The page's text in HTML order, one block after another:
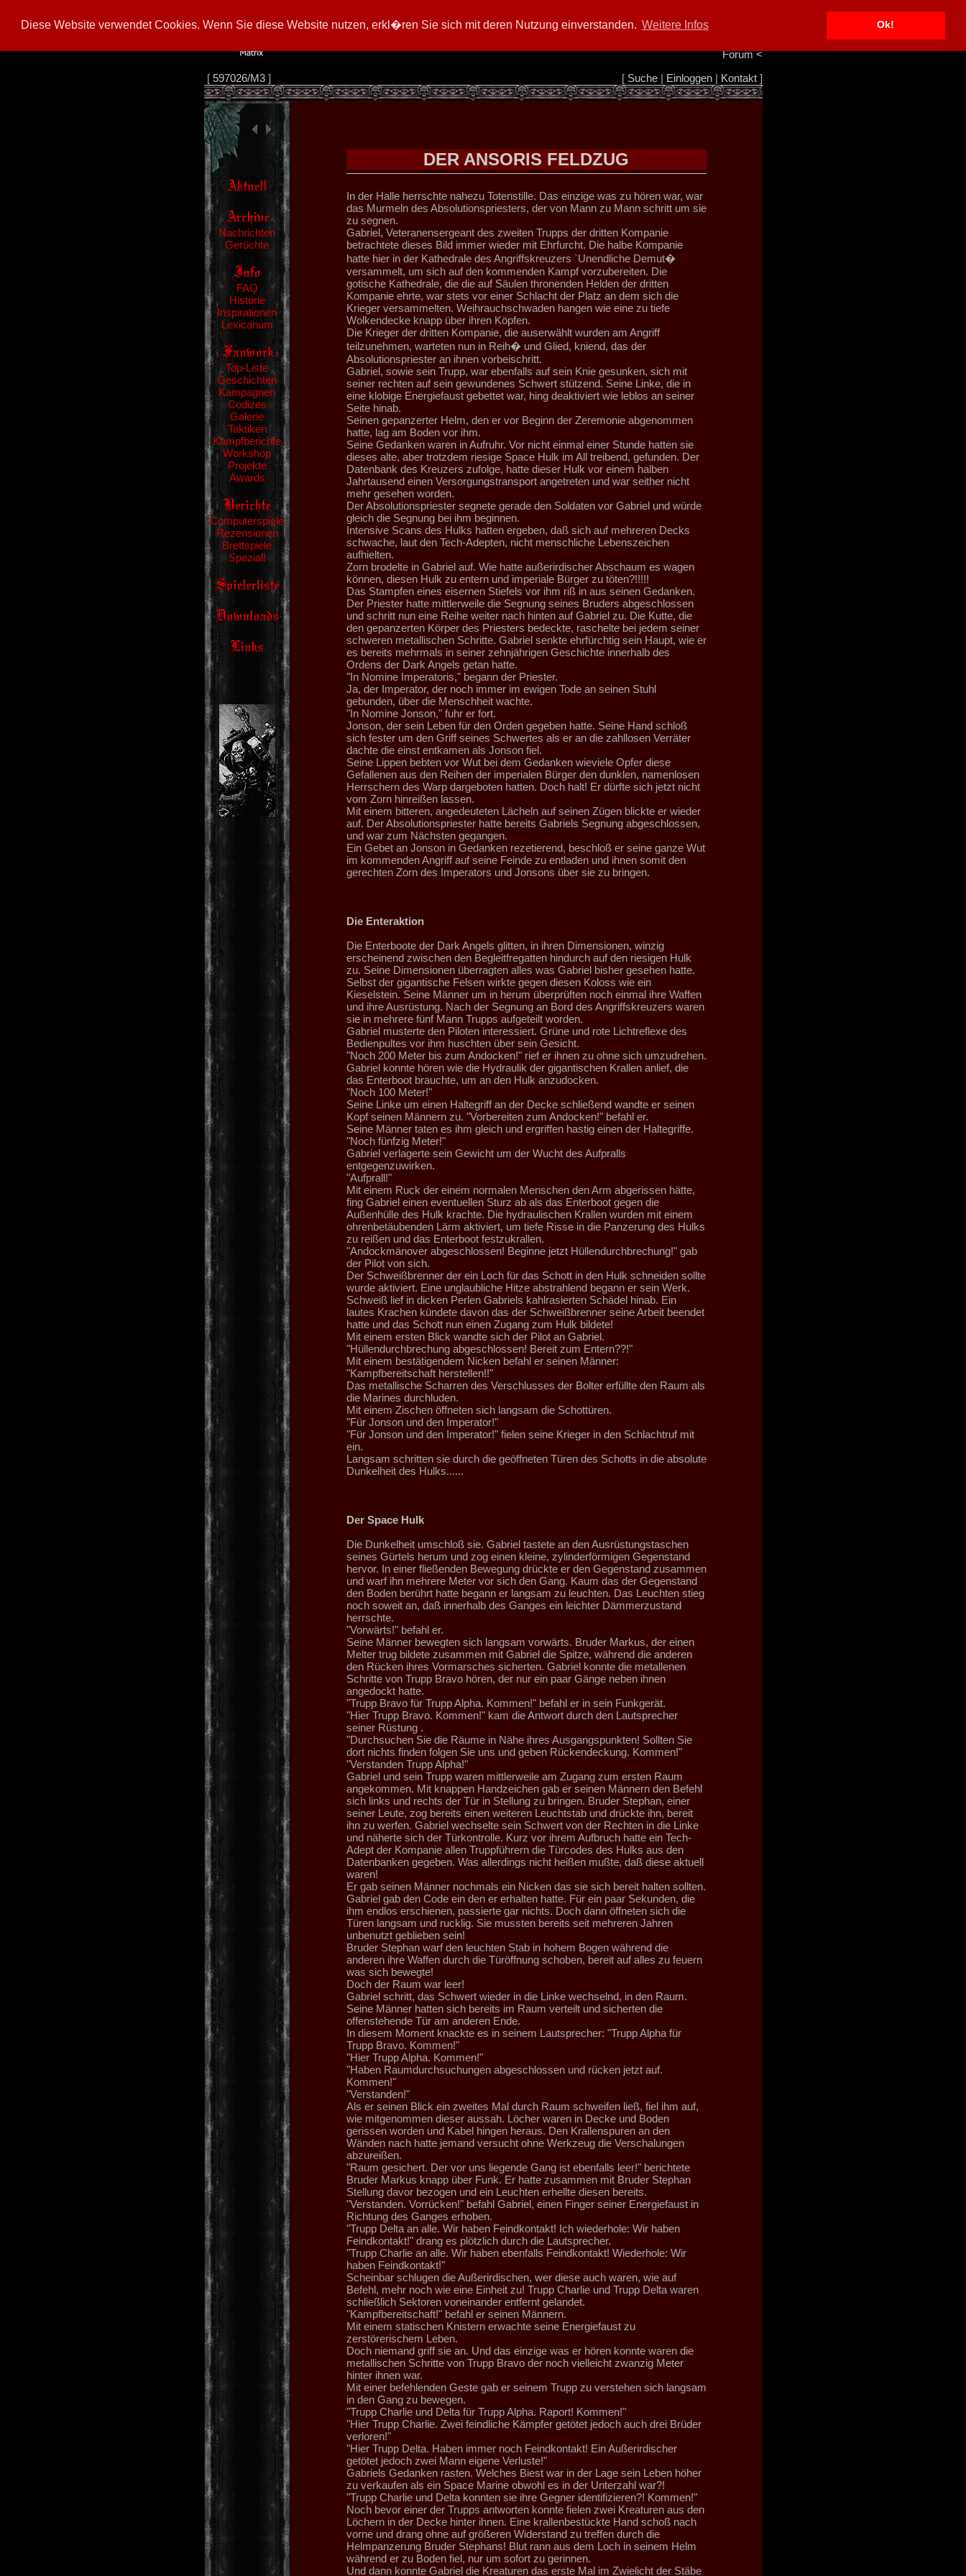
Diese Website verwendet Cookies. Wenn Sie diese Website nutzen, erkl�ren Sie sich mit deren Nutzung einverstanden. Weitere Infos Ok!
Info/Impressum
Forum<
[ 597026/M3] [ Suche| Einloggen| Kontakt]
Nachrichten
Gerüchte
FAQ
Historie
Inspirationen
Lexicanum
Top-Liste
Geschichten
Kampagnen
Codizes
Galerie
Taktiken
Kampfberichte
Workshop
Projekte
Awards
Computerspiele
Rezensionen
Brettspiele
Spezial!
DER ANSORIS FELDZUG
In der Halle herrschte nahezu Totenstille. Das einzige was zu hören war, war
das Murmeln des Absolutionspriesters, der von Mann zu Mann schritt um sie
zu segnen.
Gabriel, Veteranensergeant des zweiten Trupps der dritten Kompanie
betrachtete dieses Bild immer wieder mit Ehrfurcht. Die halbe Kompanie
hatte hier in der Kathedrale des Angriffskreuzers `Unendliche Demut�
versammelt, um sich auf den kommenden Kampf vorzubereiten. Die
gotische Kathedrale, die die auf Säulen thronenden Helden der dritten
Kompanie ehrte, war stets vor einer Schlacht der Platz an dem sich die
Krieger versammelten. Weihrauchschwaden hangen wie eine zu tiefe
Wolkendecke knapp über ihren Köpfen.
Die Krieger der dritten Kompanie, die auserwählt wurden am Angriff
teilzunehmen, warteten nun in Reih� und Glied, kniend, das der
Absolutionspriester an ihnen vorbeischritt.
Gabriel, sowie sein Trupp, war ebenfalls auf sein Knie gesunken, sich mit
seiner rechten auf sein gewundenes Schwert stützend. Seine Linke, die in
eine klobige Energiefaust gebettet war, hing deaktiviert wie leblos an seiner
Seite hinab.
Seinen gepanzerter Helm, den er vor Beginn der Zeremonie abgenommen
hatte, lag am Boden vor ihm.
Seine Gedanken waren in Aufruhr. Vor nicht einmal einer Stunde hatten sie
dieses alte, aber trotzdem riesige Space Hulk im All treibend, gefunden. Der
Datenbank des Kreuzers zufolge, hatte dieser Hulk vor einem halben
Jahrtausend einen Versorgungstransport angetreten und war seither nicht
mehr gesehen worden.
Der Absolutionspriester segnete gerade den Soldaten vor Gabriel und würde
gleich die Segnung bei ihm beginnen.
Intensive Scans des Hulks hatten ergeben, daß sich auf mehreren Decks
schwache, laut den Tech-Adepten, nicht menschliche Lebenszeichen
aufhielten.
Zorn brodelte in Gabriel auf. Wie hatte außerirdischer Abschaum es wagen
können, diesen Hulk zu entern und imperiale Bürger zu töten?!!!!!
Das Stampfen eines eisernen Stiefels vor ihm riß in aus seinen Gedanken.
Der Priester hatte mittlerweile die Segnung seines Bruders abgeschlossen
und schritt nun eine Reihe weiter nach hinten auf Gabriel zu. Die Kutte, die
den gepanzerten Körper des Priesters bedeckte, raschelte bei jedem seiner
schweren metallischen Schritte. Gabriel senkte ehrfürchtig sein Haupt, wie er
es bereits mehrmals in seiner zehnjährigen Geschichte innerhalb des
Ordens der Dark Angels getan hatte.
"In Nomine Imperatoris," begann der Priester.
Ja, der Imperator, der noch immer im ewigen Tode an seinen Stuhl
gebunden, über die Menschheit wachte.
"In Nomine Jonson," fuhr er fort.
Jonson, der sein Leben für den Orden gegeben hatte. Seine Hand schloß
sich fester um den Griff seines Schwertes als er an die zahllosen Verräter
dachte die einst entkamen als Jonson fiel.
Seine Lippen bebten vor Wut bei dem Gedanken wieviele Opfer diese
Gefallenen aus den Reihen der imperialen Bürger den dunklen, namenlosen
Herrschern des Warp dargeboten hatten. Doch halt! Er dürfte sich jetzt nicht
vom Zorn hinreißen lassen.
Mit einem bitteren, angedeuteten Lächeln auf seinen Zügen blickte er wieder
auf. Der Absolutionspriester hatte bereits Gabriels Segnung abgeschlossen,
und war zum Nächsten gegangen.
Ein Gebet an Jonson in Gedanken rezetierend, beschloß er seine ganze Wut
im kommenden Angriff auf seine Feinde zu entladen und ihnen somit den
gerechten Zorn des Imperators und Jonsons über sie zu bringen.
Die Enteraktion
Die Enterboote der Dark Angels glitten, in ihren Dimensionen, winzig
erscheinend zwischen den Begleitfregatten hindurch auf den riesigen Hulk
zu. Seine Dimensionen überragten alles was Gabriel bisher gesehen hatte.
Selbst der gigantische Felsen wirkte gegen diesen Koloss wie ein
Kieselstein. Seine Männer um in herum überprüften noch einmal ihre Waffen
und ihre Ausrüstung. Nach der Segnung an Bord des Angriffskreuzers waren
sie in mehrere fünf Mann Trupps aufgeteilt worden.
Gabriel musterte den Piloten interessiert. Grüne und rote Lichtreflexe des
Bedienpultes vor ihm huschten über sein Gesicht.
"Noch 200 Meter bis zum Andocken!" rief er ihnen zu ohne sich umzudrehen.
Gabriel konnte hören wie die Hydraulik der gigantischen Krallen anlief, die
das Enterboot brauchte, um an den Hulk anzudocken.
"Noch 100 Meter!"
Seine Linke um einen Haltegriff an der Decke schließend wandte er seinen
Kopf seinen Männern zu. "Vorbereiten zum Andocken!" befahl er.
Seine Männer taten es ihm gleich und ergriffen hastig einen der Haltegriffe.
"Noch fünfzig Meter!"
Gabriel verlagerte sein Gewicht um der Wucht des Aufpralls
entgegenzuwirken.
"Aufprall!"
Mit einem Ruck der einem normalen Menschen den Arm abgerissen hätte,
fing Gabriel einen eventuellen Sturz ab als das Enterboot gegen die
Außenhülle des Hulk krachte. Die hydraulischen Krallen wurden mit einem
ohrenbetäubenden Lärm aktiviert, um tiefe Risse in die Panzerung des Hulks
zu reißen und das Enterboot festzukrallen.
"Andockmänover abgeschlossen! Beginne jetzt Hüllendurchbrechung!" gab
der Pilot von sich.
Der Schweißbrenner der ein Loch für das Schott in den Hulk schneiden sollte
wurde aktiviert. Eine unglaubliche Hitze abstrahlend begann er sein Werk.
Schweiß lief in dicken Perlen Gabriels kahlrasierten Schädel hinab. Ein
lautes Krachen kündete davon das der Schweißbrenner seine Arbeit beendet
hatte und das Schott nun einen Zugang zum Hulk bildete!
Mit einem ersten Blick wandte sich der Pilot an Gabriel.
"Hüllendurchbrechung abgeschlossen! Bereit zum Entern??!"
Mit einem bestätigendem Nicken befahl er seinen Männer:
"Kampfbereitschaft herstellen!!"
Das metallische Scharren des Verschlusses der Bolter erfüllte den Raum als
die Marines durchluden.
Mit einem Zischen öffneten sich langsam die Schottüren.
"Für Jonson und den Imperator!"
"Für Jonson und den Imperator!" fielen seine Krieger in den Schlachtruf mit
ein.
Langsam schritten sie durch die geöffneten Türen des Schotts in die absolute
Dunkelheit des Hulks......
Der Space Hulk
Die Dunkelheit umschloß sie. Gabriel tastete an den Ausrüstungstaschen
seines Gürtels herum und zog einen kleine, zylinderförmigen Gegenstand
hervor. In einer fließenden Bewegung drückte er den Gegenstand zusammen
und warf ihn mehrere Meter vor sich den Gang. Kaum das der Gegenstand
den Boden berührt hatte begann er langsam zu leuchten. Das Leuchten stieg
noch soweit an, daß innerhalb des Ganges ein leichter Dämmerzustand
herrschte.
"Vorwärts!" befahl er.
Seine Männer bewegten sich langsam vorwärts. Bruder Markus, der einen
Melter trug bildete zusammen mit Gabriel die Spitze, während die anderen
den Rücken ihres Vormarsches sicherten. Gabriel konnte die metallenen
Schritte von Trupp Bravo hören, der nur ein paar Gänge neben ihnen
angedockt hatte.
"Trupp Bravo für Trupp Alpha. Kommen!" befahl er in sein Funkgerät.
"Hier Trupp Bravo. Kommen!" kam die Antwort durch den Lautsprecher
seiner Rüstung .
"Durchsuchen Sie die Räume in Nähe ihres Ausgangspunkten! Sollten Sie
dort nichts finden folgen Sie uns und geben Rückendeckung. Kommen!"
"Verstanden Trupp Alpha!"
Gabriel und sein Trupp waren mittlerweile am Zugang zum ersten Raum
angekommen. Mit knappen Handzeichen gab er seinen Männern den Befehl
sich links und rechts der Tür in Stellung zu bringen. Bruder Stephan, einer
seiner Leute, zog bereits einen weiteren Leuchtstab und drückte ihn, bereit
ihn zu werfen. Gabriel wechselte sein Schwert von der Rechten in die Linke
und näherte sich der Türkontrolle. Kurz vor ihrem Aufbruch hatte ein Tech-
Adept der Kompanie allen Truppführern die Türcodes des Hulks aus den
Datenbanken gegeben. Was allerdings nicht heißen mußte, daß diese aktuell
waren!
Er gab seinen Männer nochmals ein Nicken das sie sich bereit halten sollten.
Gabriel gab den Code ein den er erhalten hatte. Für ein paar Sekunden, die
ihm endlos erschienen, passierte gar nichts. Doch dann öffneten sich die
Türen langsam und rucklig. Sie mussten bereits seit mehreren Jahren
unbenutzt geblieben sein!
Bruder Stephan warf den leuchten Stab in hohem Bogen während die
anderen ihre Waffen durch die Türöffnung schoben, bereit auf alles zu feuern
was sich bewegte!
Doch der Raum war leer!
Gabriel schritt, das Schwert wieder in die Linke wechselnd, in den Raum.
Seine Männer hatten sich bereits im Raum verteilt und sicherten die
offenstehende Tür am anderen Ende.
In diesem Moment knackte es in seinem Lautsprecher: "Trupp Alpha für
Trupp Bravo. Kommen!"
"Hier Trupp Alpha. Kommen!"
"Haben Raumdurchsuchungen abgeschlossen und rücken jetzt auf.
Kommen!"
"Verstanden!"
Als er seinen Blick ein zweites Mal durch Raum schweifen ließ, fiel ihm auf,
wie mitgenommen dieser aussah. Löcher waren in Decke und Boden
gerissen worden und Kabel hingen heraus. Den Krallenspuren an den
Wänden nach hatte jemand versucht ohne Werkzeug die Verschalungen
abzureißen.
"Raum gesichert. Der vor uns liegende Gang ist ebenfalls leer!" berichtete
Bruder Markus knapp über Funk. Er hatte zusammen mit Bruder Stephan
Stellung davor bezogen und ein Leuchten erhellte diesen bereits.
"Verstanden. Vorrücken!" befahl Gabriel, einen Finger seiner Energiefaust in
Richtung des Ganges erhoben.
"Trupp Delta an alle. Wir haben Feindkontakt! Ich wiederhole: Wir haben
Feindkontakt!" drang es plötzlich durch die Lautsprecher.
"Trupp Charlie an alle. Wir haben ebenfalls Feindkontakt! Wiederhole: Wir
haben Feindkontakt!"
Scheinbar schlugen die Außerirdischen, wer diese auch waren, wie auf
Befehl, mehr noch wie eine Einheit zu! Trupp Charlie und Trupp Delta waren
schließlich Sektoren voneinander entfernt gelandet.
"Kampfbereitschaft!" befahl er seinen Männern.
Mit einem statischen Knistern erwachte seine Energiefaust zu
zerstörerischem Leben.
Doch niemand griff sie an. Und das einzige was er hören konnte waren die
metallischen Schritte von Trupp Bravo der noch vielleicht zwanzig Meter
hinter ihnen war.
Mit einer befehlenden Geste gab er seinem Trupp zu verstehen sich langsam
in den Gang zu bewegen.
"Trupp Charlie und Delta für Trupp Alpha. Raport! Kommen!"
"Hier Trupp Charlie. Zwei feindliche Kämpfer getötet jedoch auch drei Brüder
verloren!"
"Hier Trupp Delta. Haben immer noch Feindkontakt! Ein Außerirdischer
getötet jedoch zwei Mann eigene Verluste!"
Gabriels Gedanken rasten. Welches Biest war in der Lage sein Leben höher
zu verkaufen als ein Space Marine obwohl es in der Unterzahl war?!
"Trupp Charlie und Delta konnten sie ihre Gegner identifizieren?! Kommen!"
Noch bevor einer der Trupps antworten konnte fielen zwei Kreaturen aus den
Löchern in der Decke hinter ihnen. Eine krallenbestückte Hand schoß nach
vorne und drang ohne auf größeren Widerstand zu treffen durch die
Helmpanzerung Bruder Stephans! Blut rann aus dem Loch in seinem Helm
während er zu Boden fiel, nur um sofort zu gerinnen.
Und dann konnte Gabriel die Kreaturen das erste Mal im Zwielicht der Stäbe